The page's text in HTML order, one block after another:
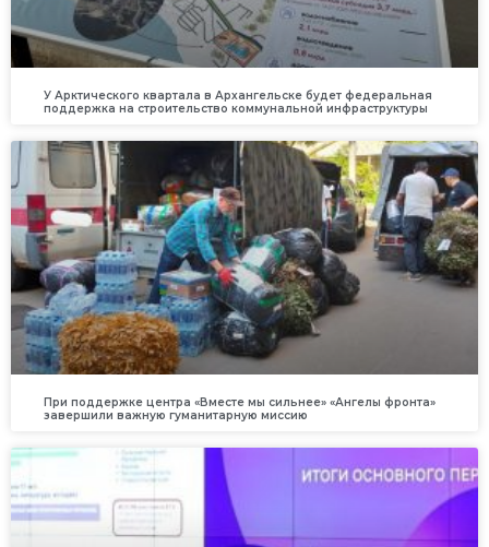
У Арктического квартала в Архангельске будет федеральная
поддержка на строительство коммунальной инфраструктуры
При поддержке центра «Вместе мы сильнее» «Ангелы фронта»
завершили важную гуманитарную миссию